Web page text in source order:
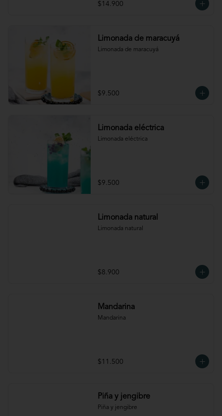
$14.900
Limonada de maracuyá
Limonada de maracuyá
$9.500
Limonada eléctrica
Limonada eléctrica
$9.500
Limonada natural
Limonada natural
$8.900
Mandarina
Mandarina
$11.500
Piña y jengibre
Piña y jengibre